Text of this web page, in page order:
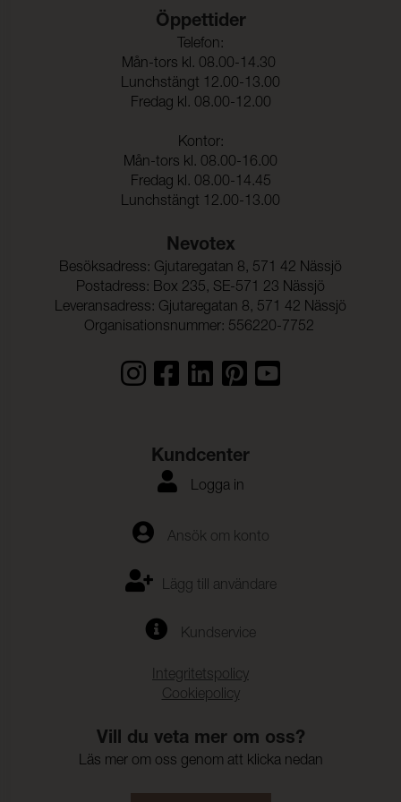
Öppettider
Telefon:
Mån-tors kl. 08.00-14.30
Lunchstängt 12.00-13.00
Fredag kl. 08.00-12.00
Kontor:
Mån-tors kl. 08.00-16.00
Fredag kl. 08.00-14.45
Lunchstängt 12.00-13.00
Nevotex
Besöksadress: Gjutaregatan 8, 571 42 Nässjö
Postadress: Box 235, SE-571 23 Nässjö
Leveransadress: Gjutaregatan 8, 571 42 Nässjö
Organisationsnummer: 556220-7752
Kundcenter
Logga in
Ansök om konto
Lägg till användare
Kundservice
Integritetspolicy
Cookiepolicy
Vill du veta mer om oss?
Läs mer om oss genom att klicka nedan